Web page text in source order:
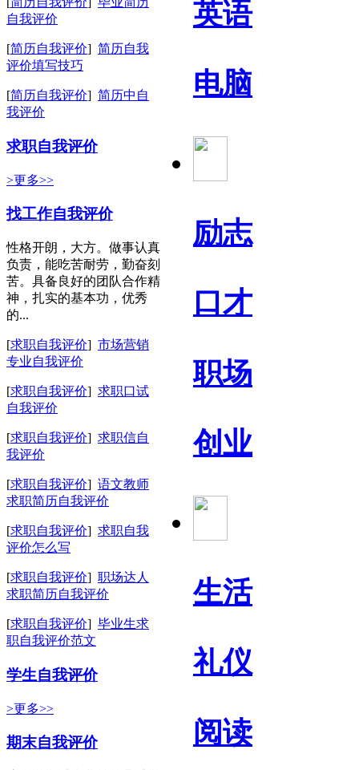
英语
电脑
励志
口才
职场
创业
生活
礼仪
阅读
自我评价
[简历自我评价] 简历自我
评价填写技巧
[简历自我评价] 简历中自
我评价
求职自我评价
>更多>>
找工作自我评价
性格开朗，大方。做事认真
负责，能吃苦耐劳，勤奋刻
苦。具备良好的团队合作精
神，扎实的基本功，优秀
的...
[求职自我评价] 市场营销
专业自我评价
[求职自我评价] 求职口试
自我评价
[求职自我评价] 求职信自
我评价
[求职自我评价] 语文教师
求职简历自我评价
[求职自我评价] 求职自我
评价怎么写
[求职自我评价] 职场达人
求职简历自我评价
[求职自我评价] 毕业生求
职自我评价范文
学生自我评价
>更多>>
期末自我评价